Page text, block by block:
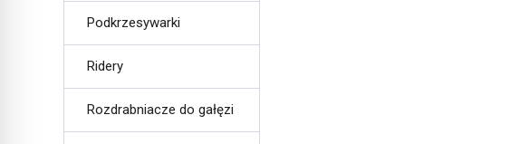
Podkrzesywarki
Ridery
Rozdrabniacze do gałęzi